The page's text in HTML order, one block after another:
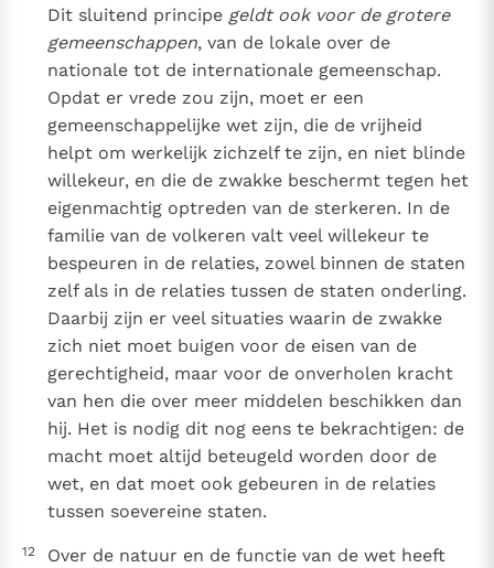
Dit sluitend principe geldt ook voor de grotere
gemeenschappen, van de lokale over de
nationale tot de internationale gemeenschap.
Opdat er vrede zou zijn, moet er een
gemeenschappelijke wet zijn, die de vrijheid
helpt om werkelijk zichzelf te zijn, en niet blinde
willekeur, en die de zwakke beschermt tegen het
eigenmachtig optreden van de sterkeren. In de
familie van de volkeren valt veel willekeur te
bespeuren in de relaties, zowel binnen de staten
zelf als in de relaties tussen de staten onderling.
Daarbij zijn er veel situaties waarin de zwakke
zich niet moet buigen voor de eisen van de
gerechtigheid, maar voor de onverholen kracht
van hen die over meer middelen beschikken dan
hij. Het is nodig dit nog eens te bekrachtigen: de
macht moet altijd beteugeld worden door de
wet, en dat moet ook gebeuren in de relaties
tussen soevereine staten.
12
Over de natuur en de functie van de wet heeft